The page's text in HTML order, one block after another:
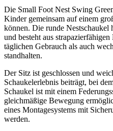
Die Small Foot Nest Swing
Kinder gemeinsam auf einem
können. Die runde Nestschaukel
und besteht aus
täglichen Gebrauch als auch
standhalten.
Der Sitz ist geschlossen und
Schaukelerlebnis beiträgt, bei
Schaukel ist mit einem
gleichmäßige Bewegung
eines Montagesystems mit
werden.